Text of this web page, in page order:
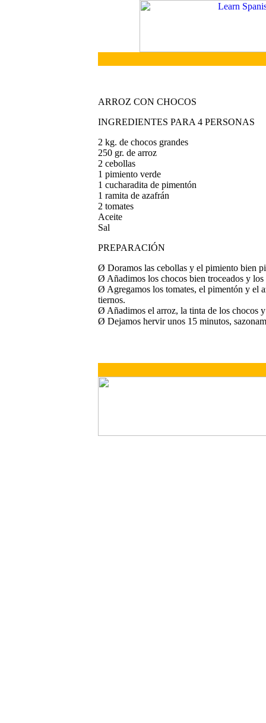
ARROZ CON CHOCOS
INGREDIENTES PARA 4 PERSONAS
2 kg. de chocos grandes
250 gr. de arroz
2 cebollas
1 pimiento verde
1 cucharadita de pimentón
1 ramita de azafrán
2 tomates
Aceite
Sal
PREPARACIÓN
Ø Doramos las cebollas y el pimiento bien
Ø Añadimos los chocos bien troceados y
Ø Agregamos los tomates, el pimentón y el
tiernos.
Ø Añadimos el arroz, la tinta de los chocos y
Ø Dejamos hervir unos 15 minutos,